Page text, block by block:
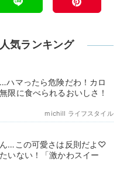
気ランキング
ハマったら危険だわ！カロ
限に食べられるおいしさ！
michill ライフスタイル
…この可愛さは反則だよ♡
いない！「激かわスイー